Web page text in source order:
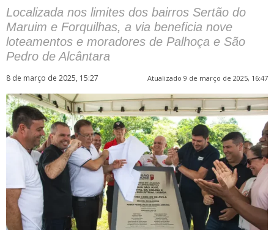
Localizada nos limites dos bairros Sertão do
Maruim e Forquilhas, a via beneficia nove
loteamentos e moradores de Palhoça e São
Pedro de Alcântara
8 de março de 2025, 15:27 Atualizado 9 de março de 2025, 16:47